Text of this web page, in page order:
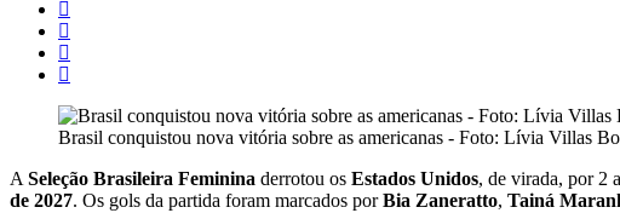
Brasil conquistou nova vitória sobre as americanas - Foto: Lívia Villas
ASeleção Brasileira Feminina derrotou os Estados Unidos, de virada, por 2
de 2027. Os gols da partida foram marcados porBia Zaneratto, Tainá